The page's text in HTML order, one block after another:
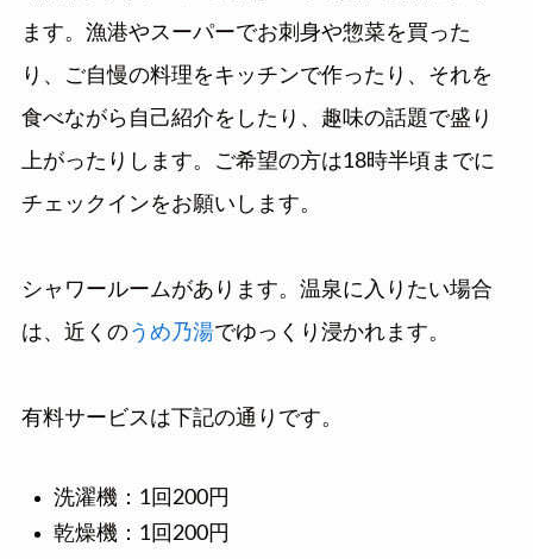
ます。漁港やスーパーでお刺身や惣菜を買った
り、ご自慢の料理をキッチンで作ったり、それを
食べながら自己紹介をしたり、趣味の話題で盛り
上がったりします。ご希望の方は18時半頃までに
チェックインをお願いします。
シャワールームがあります。温泉に入りたい場合
は、近くのうめ乃湯でゆっくり浸かれます。
有料サービスは下記の通りです。
洗濯機：1回200円
乾燥機：1回200円